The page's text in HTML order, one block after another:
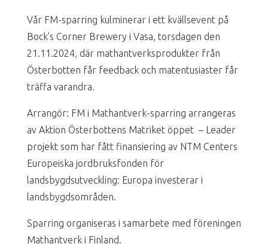
Vår FM-sparring kulminerar i ett kvällsevent på
Bock’s Corner Brewery i Vasa, torsdagen den
21.11.2024, där mathantverksprodukter från
Österbotten får feedback och matentusiaster får
träffa varandra.
Arrangör: FM i Mathantverk-sparring arrangeras
av Aktion Österbottens Matriket öppet – Leader
projekt som har fått finansiering av NTM Centers
Europeiska jordbruksfonden för
landsbygdsutveckling: Europa investerar i
landsbygdsområden.
Sparring organiseras i samarbete med föreningen
Mathantverk i Finland.